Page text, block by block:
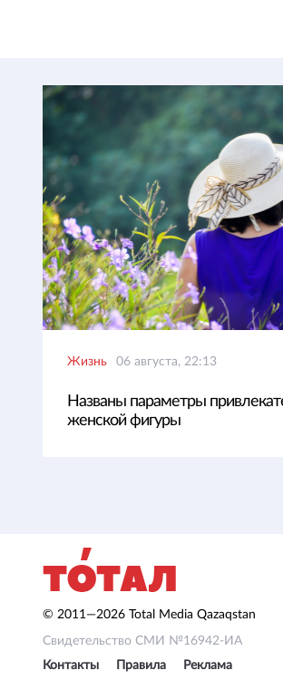
Жизнь 06 августа, 22:13
Названы параметры
женской фигуры
© 2011—2026 Total Media Qazaqstan
Свидетельство СМИ №16942-ИА
Контакты
Правила Реклама